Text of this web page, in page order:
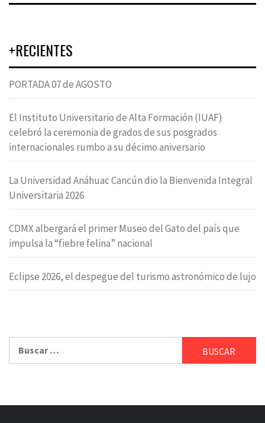
+RECIENTES
PORTADA 07 de AGOSTO
El Instituto Universitario de Alta Formación (IUAF)
celebró la ceremonia de grados de sus posgrados
internacionales rumbo a su décimo aniversario
La Universidad Anáhuac Cancún dio la Bienvenida Integral
Universitaria 2026
CDMX albergará el primer Museo del Gato del país que
impulsa la “fiebre felina” nacional
Eclipse 2026, el despegue del turismo astronómico de lujo